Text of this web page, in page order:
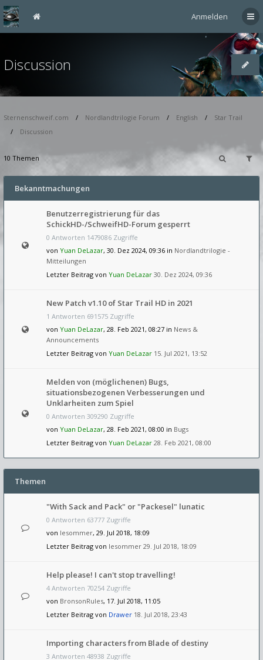
Anmelden
Discussion
Sternenschweif.com Nordlandtrilogie Forum English
Star Trail
Discussion
10 Themen
Bekanntmachungen
Benutzerregistrierung für das
SchickHD-/SchweifHD-Forum gesperrt
0 Antworten 1479086 Zugriffe
von Yuan DeLazar, 30. Dez 2024, 09:36 in Nordlandtrilogie -
Mitteilungen
Letzter Beitrag von Yuan DeLazar 30. Dez 2024, 09:36
New Patch v1.10 of Star Trail HD in 2021
1 Antworten 691575 Zugriffe
von Yuan DeLazar, 28. Feb 2021, 08:27 in News &
Announcements
Letzter Beitrag von Yuan DeLazar 15. Jul 2021, 13:52
Melden von (möglichenen) Bugs,
situationsbezogenen Verbesserungen und
Unklarheiten zum Spiel
0 Antworten 309290 Zugriffe
von Yuan DeLazar, 28. Feb 2021, 08:00 in Bugs
Letzter Beitrag von Yuan DeLazar 28. Feb 2021, 08:00
Themen
"With Sack and Pack" or "Packesel" lunatic
0 Antworten 63777 Zugriffe
von lesommer, 29. Jul 2018, 18:09
Letzter Beitrag von lesommer 29. Jul 2018, 18:09
Help please! I can't stop travelling!
4 Antworten 70254 Zugriffe
von BronsonRules, 17. Jul 2018, 11:05
Letzter Beitrag von Drawer 18. Jul 2018, 23:43
Importing characters from Blade of destiny
3 Antworten 48938 Zugriffe